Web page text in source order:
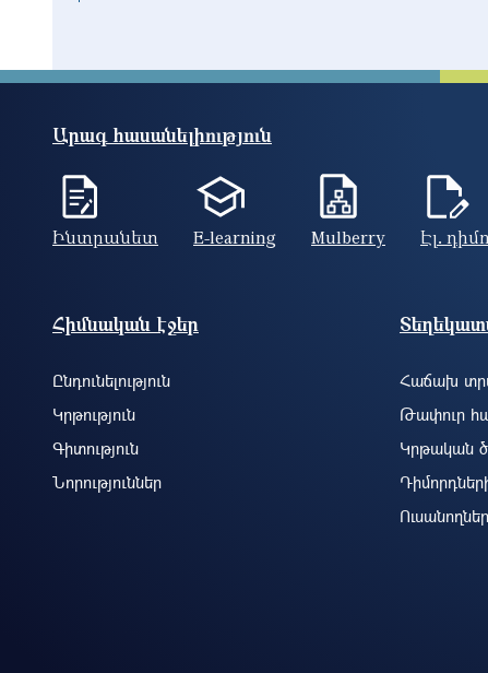
Արագ հասանելիություն
Ինտրանետ E-learning Mulberry Էլ.
Footer site information
Հիմնական էջեր
Ընդունելություն
Կրթություն
Գիտություն
Նորություններ
Հաճախ
Թափուր
Կրթական